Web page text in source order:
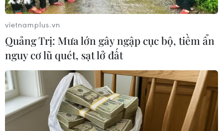
Dự báo cựu Tổng thống
Trump thắng áp đảo
16/01/2024 07:56
vietnamplus.vn
Quảng Trị: Mưa lớn gây ngập cục bộ, tiềm ẩn
nguy cơ lũ quét, sạt lở đất